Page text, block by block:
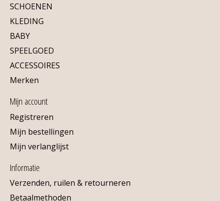
SCHOENEN
KLEDING
BABY
SPEELGOED
ACCESSOIRES
Merken
Mijn account
Registreren
Mijn bestellingen
Mijn verlanglijst
Informatie
Verzenden, ruilen & retourneren
Betaalmethoden